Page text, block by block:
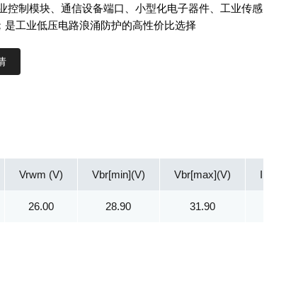
控制模块、通信设备端口、小型化电子器件、工业传感
工业低压电路浪涌防护的高性价比选择
Vrwm (V)
26.00
Vbr[min](V)
28.90
Vbr[max](V)
31.90
Ipp(A)